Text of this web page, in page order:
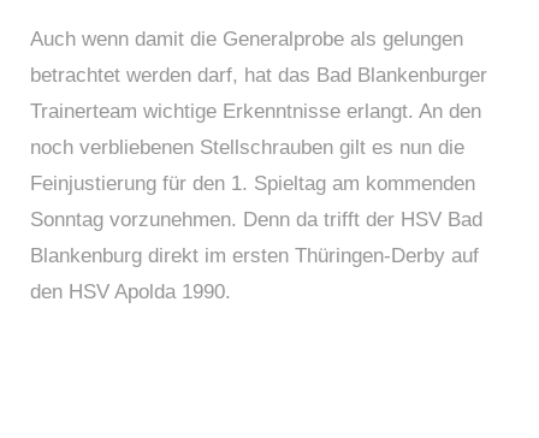
Auch wenn damit die Generalprobe als gelungen
betrachtet werden darf, hat das Bad Blankenburger
Trainerteam wichtige Erkenntnisse erlangt. An den
noch verbliebenen Stellschrauben gilt es nun die
Feinjustierung für den 1. Spieltag am kommenden
Sonntag vorzunehmen. Denn da trifft der HSV Bad
Blankenburg direkt im ersten Thüringen-Derby auf
den HSV Apolda 1990.